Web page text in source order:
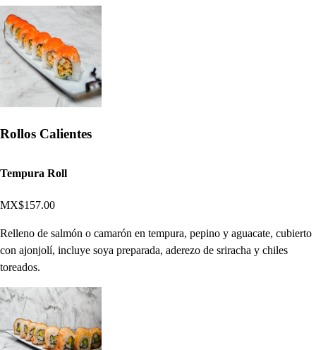
Rollos Calientes
Tempura Roll
MX$157.00
Relleno de salmón o camarón en tempura, pepino y aguacate, cubierto
con ajonjolí, incluye soya preparada, aderezo de sriracha y chiles
toreados.